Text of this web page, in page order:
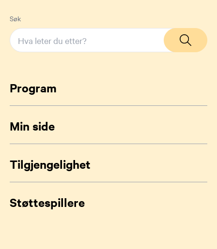
Søk
Program
Min side
Tilgjengelighet
Støttespillere